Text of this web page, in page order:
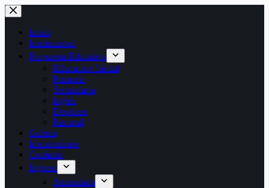
Saltar
al
contenido
Inicio
Institucional
Propuesta Educativa
Educación Inicial
Primaria
Secundaria
Inglés
Deportes
Pastoral
Galería
Inscripciones
Contacto
Ingreso
Secundaria